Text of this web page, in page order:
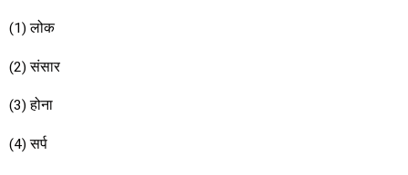
(1) लोक
(2) संसार
(3) होना
(4) सर्प